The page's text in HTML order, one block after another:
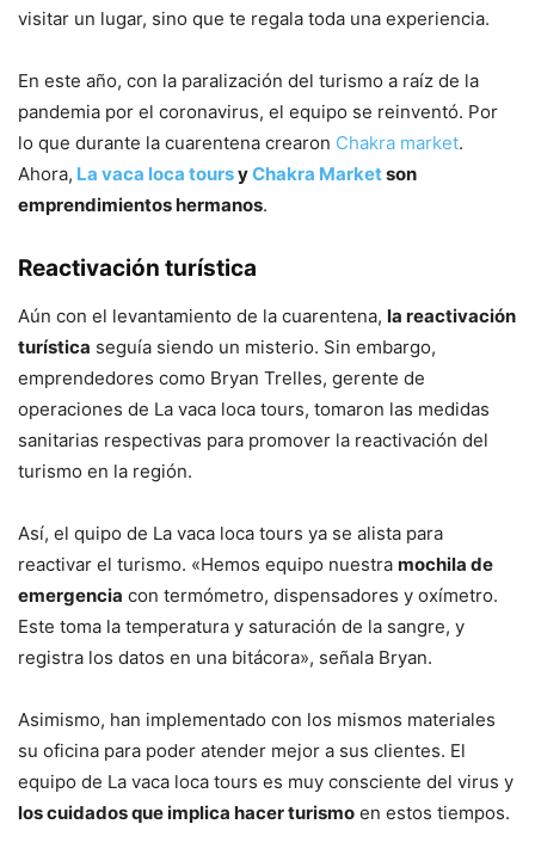
visitar un lugar, sino que te regala toda una experiencia.
En este año, con la paralización del turismo a raíz de la
pandemia por el coronavirus, el equipo se reinventó. Por
lo que durante la cuarentena crearon Chakra market.
Ahora, La vaca loca toursyChakra Marketson
emprendimientos hermanos.
Reactivación turística
Aún con el levantamiento de la cuarentena, la reactivación
turística seguía siendo un misterio. Sin embargo,
emprendedores como Bryan Trelles, gerente de
operaciones de La vaca loca tours, tomaron las medidas
sanitarias respectivas para promover la reactivación del
turismo en la región.
Así, el quipo de La vaca loca tours ya se alista para
reactivar el turismo. «Hemos equipo nuestra mochila de
emergencia con termómetro, dispensadores y oxímetro.
Este toma la temperatura y saturación de la sangre, y
registra los datos en una bitácora», señala Bryan.
Asimismo, han implementado con los mismos materiales
su oficina para poder atender mejor a sus clientes. El
equipo de La vaca loca tours es muy consciente del virus y
los cuidados que implica hacer turismo en estos tiempos.